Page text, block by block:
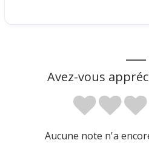
Avez-vous
Aucune note n'a